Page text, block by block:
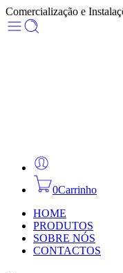
Comercialização e
0Carrinho
HOME
PRODUTOS
SOBRE NÓS
CONTACTOS